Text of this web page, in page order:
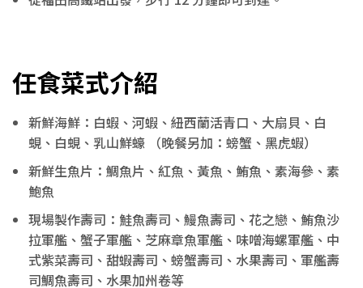
任食菜式介紹
新鮮海鮮：白蝦、河蝦、紐西蘭活青口、大扇貝、白
蜆、白蜆、乳山鮮蠔 （晚餐另加：螃蟹、黑虎蝦）
新鮮生魚片：鯛魚片、紅魚、黃魚、鮪魚、素海參、素
鮑魚
現場製作壽司：鮭魚壽司、鰻魚壽司、花之戀、鮪魚沙
拉軍艦、蟹子軍艦、芝麻章魚軍艦、味噌海螺軍艦、中
式紫菜壽司、甜蝦壽司、螃蟹壽司、水果壽司、軍艦壽
司鯛魚壽司、水果加州卷等